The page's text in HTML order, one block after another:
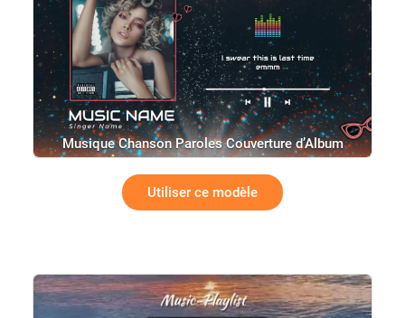
Musique Chanson Paroles Couverture d’Album
Utiliser ce modèle